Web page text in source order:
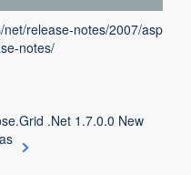
release-notes/2007/asp
notes/
.Net 1.7.0.0 New